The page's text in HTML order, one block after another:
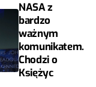
NASA z
bardzo
ważnym
komunikatem.
Chodzi o
Księżyc